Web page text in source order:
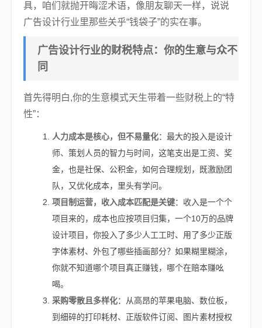
具，咱们就抛开晦涩术语，像朋友聊天一样，说说
广告设计行业里那些关乎“钱袋子”的实在事。
广告设计行业的财税特点：你的生意与众不
同
首先得明白,你的生意模式天生带着一些财税上的“特
性”：
人力成本是核心，但不易量化：最大的投入是设计
师、策划人员的智力与时间，这笔支出是工资、奖
金，也是社保、公积金，如何合理规划，既激励团
队，又优化成本，里头有学问。
项目制运营，收入成本匹配是关键：收入是一个个
项目来的，成本也应按项目归集，一个10万的品牌
设计项目，你投入了多少人工工时、用了多少正版
字体素材、外包了哪些插画部分？如果糊里糊涂，
你就不知道哪个项目真正赚钱，哪个在赔本赚吆
喝。
采购零散且多样化：从高昂的苹果电脑、数位板，
到细碎的打印耗材、正版软件订阅、图片素材授权